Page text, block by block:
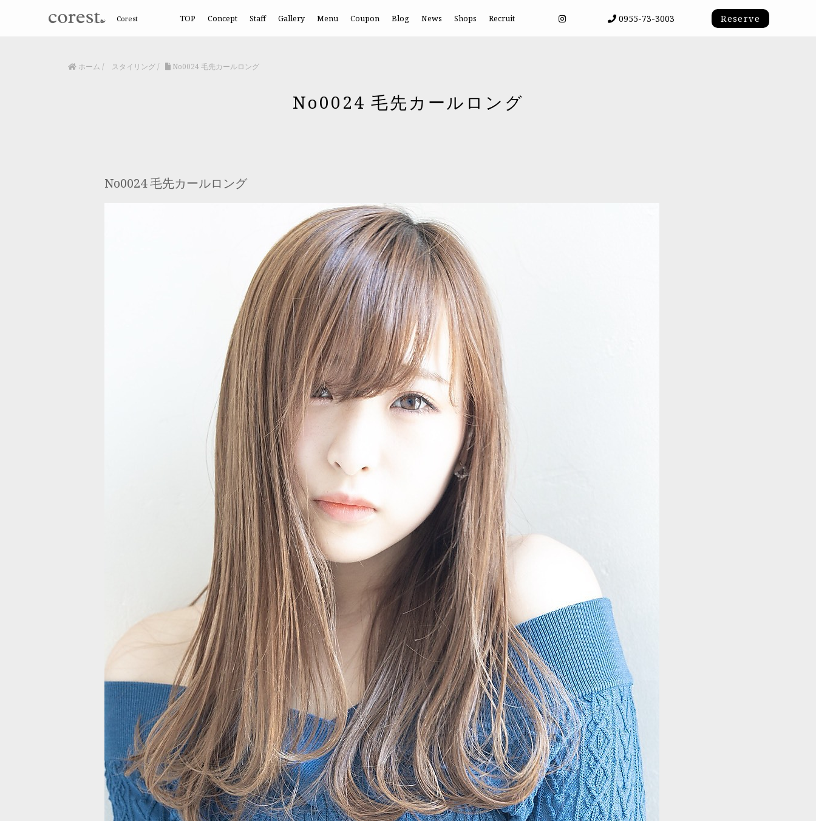
Corest TOP Concept Staff Gallery Menu Coupon Blog News Shops Recruit 0955-73-3003 Reserve
ホーム / スタイリング/ No0024 毛先カールロング
No0024 毛先カールロング
No0024 毛先カールロング